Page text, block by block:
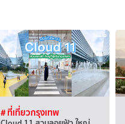
# ที่เที่ยวกรุงเทพ